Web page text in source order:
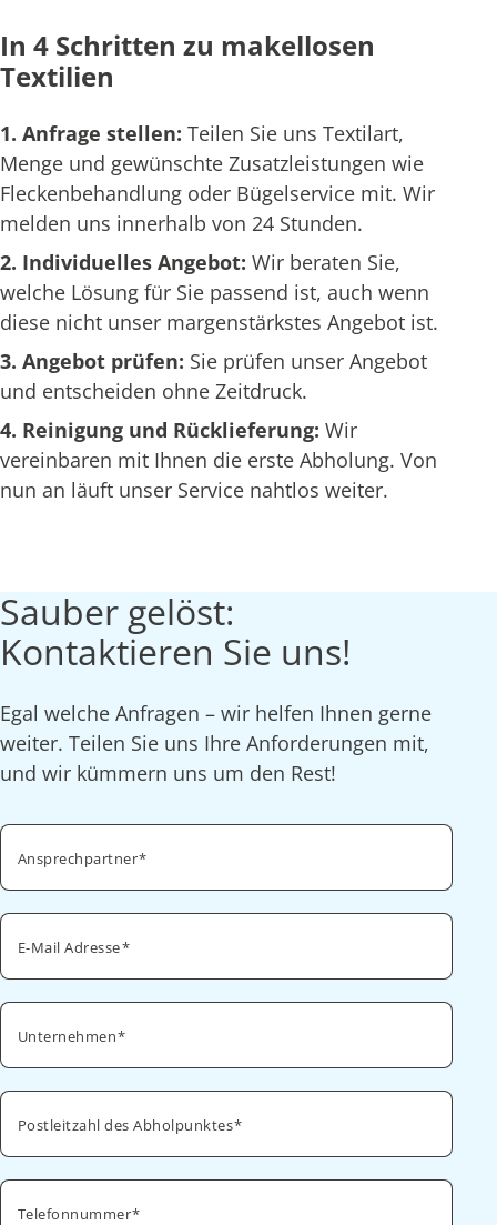
In 4 Schritten zu makellosen
Textilien
1. Anfrage stellen: Teilen Sie uns Textilart,
Menge und gewünschte Zusatzleistungen wie
Fleckenbehandlung oder Bügelservice mit. Wir
melden uns innerhalb von 24 Stunden.
2. Individuelles Angebot: Wir beraten Sie,
welche Lösung für Sie passend ist, auch wenn
diese nicht unser margenstärkstes Angebot ist.
3. Angebot prüfen: Sie prüfen unser Angebot
und entscheiden ohne Zeitdruck.
4. Reinigung und Rücklieferung: Wir
vereinbaren mit Ihnen die erste Abholung. Von
nun an läuft unser Service nahtlos weiter.
Sauber gelöst:
Kontaktieren Sie uns!
Egal welche Anfragen – wir helfen Ihnen gerne
weiter. Teilen Sie uns Ihre Anforderungen mit,
und wir kümmern uns um den Rest!
Ansprechpartner
E-Mail Adresse
Unternehmen
Postleitzahl des Abholpunktes
Telefonnummer